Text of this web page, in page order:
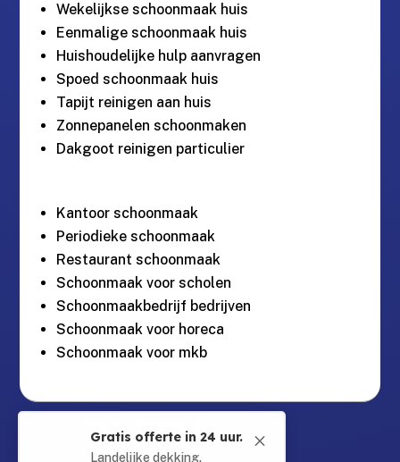
Wekelijkse schoonmaak huis
Eenmalige schoonmaak huis
Huishoudelijke hulp aanvragen
Spoed schoonmaak huis
Tapijt reinigen aan huis
Zonnepanelen schoonmaken
Dakgoot reinigen particulier
Kantoor schoonmaak
Periodieke schoonmaak
Restaurant schoonmaak
Schoonmaak voor scholen
Schoonmaakbedrijf bedrijven
Schoonmaak voor horeca
Schoonmaak voor mkb
2531KA Den Haag
M
Gratis offerte in 24 uur.
Landelijke dekking.